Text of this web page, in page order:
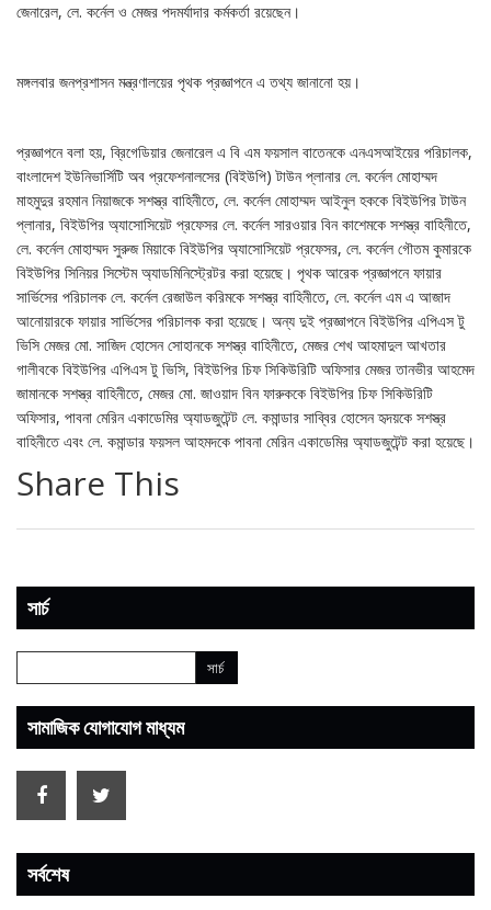
জেনারেল, লে. কর্নেল ও মেজর পদমর্যাদার কর্মকর্তা রয়েছেন।
মঙ্গলবার জনপ্রশাসন মন্ত্রণালয়ের পৃথক প্রজ্ঞাপনে এ তথ্য জানানো হয়।
প্রজ্ঞাপনে বলা হয়, ব্রিগেডিয়ার জেনারেল এ বি এম ফয়সাল বাতেনকে এনএসআইয়ের পরিচালক,
বাংলাদেশ ইউনিভার্সিটি অব প্রফেশনালসের (বিইউপি) টাউন প্লানার লে. কর্নেল মোহাম্মদ
মাহমুদুর রহমান নিয়াজকে সশস্ত্র বাহিনীতে, লে. কর্নেল মোহাম্মদ আইনুল হককে বিইউপির টাউন
প্লানার, বিইউপির অ্যাসোসিয়েট প্রফেসর লে. কর্নেল সারওয়ার বিন কাশেমকে সশস্ত্র বাহিনীতে,
লে. কর্নেল মোহাম্মদ সুরুজ মিয়াকে বিইউপির অ্যাসোসিয়েট প্রফেসর, লে. কর্নেল গৌতম কুমারকে
বিইউপির সিনিয়র সিস্টেম অ্যাডমিনিস্ট্রেটর করা হয়েছে। পৃথক আরেক প্রজ্ঞাপনে ফায়ার
সার্ভিসের পরিচালক লে. কর্নেল রেজাউল করিমকে সশস্ত্র বাহিনীতে, লে. কর্নেল এম এ আজাদ
আনোয়ারকে ফায়ার সার্ভিসের পরিচালক করা হয়েছে। অন্য দুই প্রজ্ঞাপনে বিইউপির এপিএস টু
ভিসি মেজর মো. সাজিদ হোসেন সোহানকে সশস্ত্র বাহিনীতে, মেজর শেখ আহমাদুল আখতার
গালীবকে বিইউপির এপিএস টু ভিসি, বিইউপির চিফ সিকিউরিটি অফিসার মেজর তানভীর আহমেদ
জামানকে সশস্ত্র বাহিনীতে, মেজর মো. জাওয়াদ বিন ফারুককে বিইউপির চিফ সিকিউরিটি
অফিসার, পাবনা মেরিন একাডেমির অ্যাডজুটেন্ট লে. কমান্ডার সাব্বির হোসেন হৃদয়কে সশস্ত্র
বাহিনীতে এবং লে. কমান্ডার ফয়সল আহমদকে পাবনা মেরিন একাডেমির অ্যাডজুটেন্ট করা হয়েছে।
Share This
সার্চ
সামাজিক যোগাযোগ মাধ্যম
সর্বশেষ